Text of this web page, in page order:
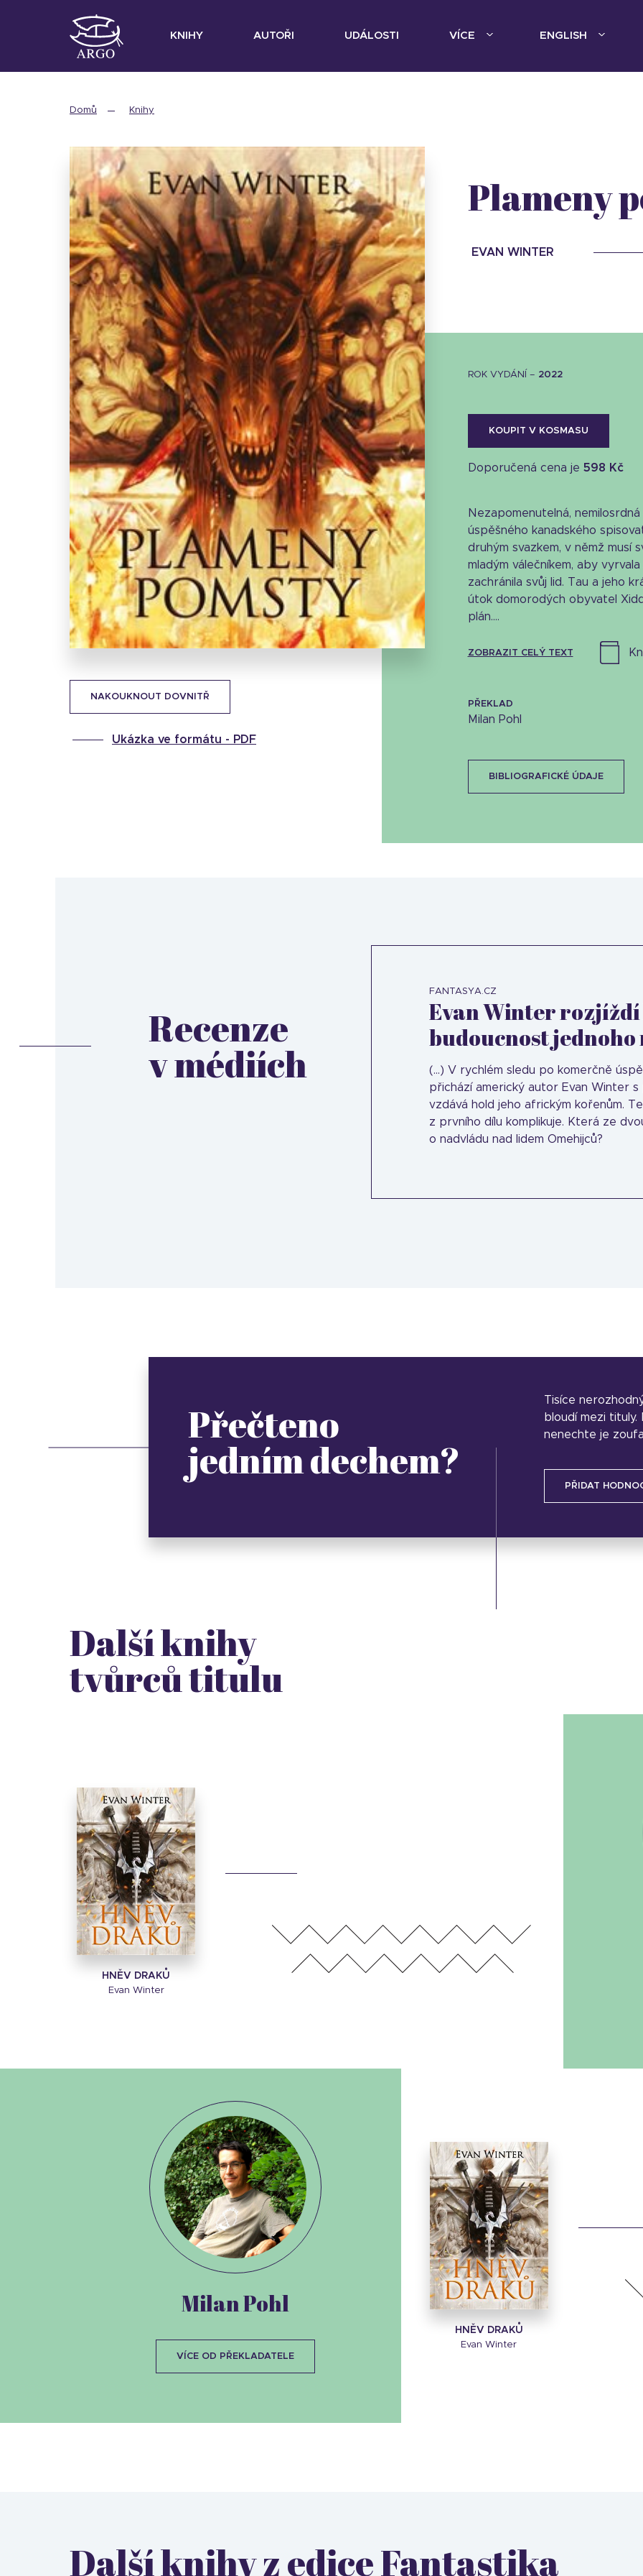
KNIHY AUTOŘI UDÁLOSTI VÍCE ENGLISH
Domů Knihy
Stáhnout obálku
32.4 KB
NAKOUKNOUT DOVNITŘ
Ukázka ve formátu - PDF
Plameny
EVAN WINTER
ROK VYDÁNÍ – 2022
KOUPIT V KOSMASU
Doporučená cena je 598 Kč
Nezapomenutelná,
úspěšného kanadského
druhým svazkem, v němž musí
mladým válečníkem, aby
zachránila svůj lid. Tau a jeho
útok domorodých obyvatel
plán....
ZOBRAZIT CELÝ TEXT
PŘEKLAD
Milan Pohl
BIBLIOGRAFICKÉ ÚDAJE
Recenze
v médiích
FANTASYA.CZ
Evan Winter
budoucnost
(...) V rychlém sledu po komerčně
přichází americký autor Evan Winter
vzdává hold jeho africkým kořenům.
z prvního dílu komplikuje. Která ze
o nadvládu nad lidem Omehijců?
Přečteno
jedním dechem?
Tisíce
bloudí mezi
nenechte je
PŘIDAT
Další knihy
tvůrců titulu
HNĚV DRAKŮ
Evan Winter
HNĚV DRAKŮ
Evan Winter
Milan Pohl
VÍCE OD PŘEKLADATELE
Další knihy z edice Fantastika